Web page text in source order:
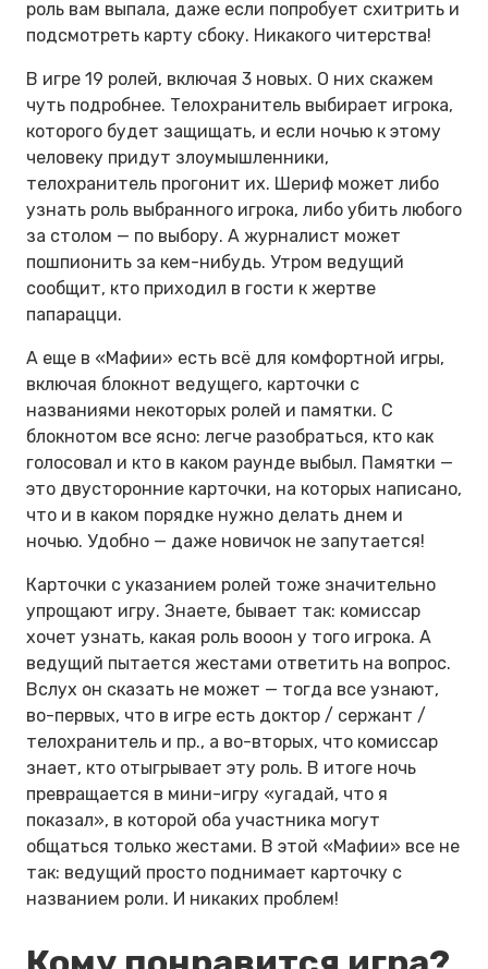
роль вам выпала, даже если попробует схитрить и
подсмотреть карту сбоку. Никакого читерства!
В игре 19 ролей, включая 3 новых. О них скажем
чуть подробнее. Телохранитель выбирает игрока,
которого будет защищать, и если ночью к этому
человеку придут злоумышленники,
телохранитель прогонит их. Шериф может либо
узнать роль выбранного игрока, либо убить любого
за столом — по выбору. А журналист может
пошпионить за кем-нибудь. Утром ведущий
сообщит, кто приходил в гости к жертве
папарацци.
А еще в «Мафии» есть всё для комфортной игры,
включая блокнот ведущего, карточки с
названиями некоторых ролей и памятки. С
блокнотом все ясно: легче разобраться, кто как
голосовал и кто в каком раунде выбыл. Памятки —
это двусторонние карточки, на которых написано,
что и в каком порядке нужно делать днем и
ночью. Удобно — даже новичок не запутается!
Карточки с указанием ролей тоже значительно
упрощают игру. Знаете, бывает так: комиссар
хочет узнать, какая роль вооон у того игрока. А
ведущий пытается жестами ответить на вопрос.
Вслух он сказать не может — тогда все узнают,
во-первых, что в игре есть доктор / сержант /
телохранитель и пр., а во-вторых, что комиссар
знает, кто отыгрывает эту роль. В итоге ночь
превращается в мини-игру «угадай, что я
показал», в которой оба участника могут
общаться только жестами. В этой «Мафии» все не
так: ведущий просто поднимает карточку с
названием роли. И никаких проблем!